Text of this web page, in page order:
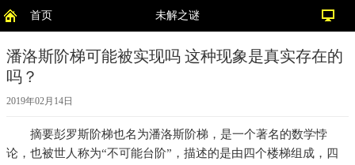
首页 未解之谜
潘洛斯阶梯可能被实现吗 这种现象是真实存在的
吗？
2019年02月14日
摘要彭罗斯阶梯也名为潘洛斯阶梯，是一个著名的数学悖
论，也被世人称为“不可能台阶”，描述的是由四个楼梯组成，四